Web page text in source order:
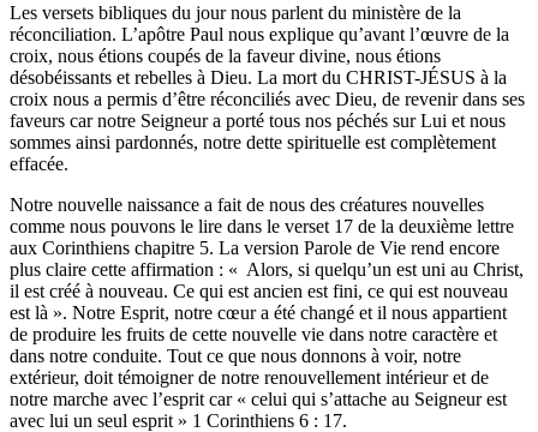
Les versets bibliques du jour nous parlent du ministère de la
réconciliation. L’apôtre Paul nous explique qu’avant l’œuvre de la
croix, nous étions coupés de la faveur divine, nous étions
désobéissants et rebelles à Dieu. La mort du CHRIST-JÉSUS à la
croix nous a permis d’être réconciliés avec Dieu, de revenir dans ses
faveurs car notre Seigneur a porté tous nos péchés sur Lui et nous
sommes ainsi pardonnés, notre dette spirituelle est complètement
effacée.
Notre nouvelle naissance a fait de nous des créatures nouvelles
comme nous pouvons le lire dans le verset 17 de la deuxième lettre
aux Corinthiens chapitre 5. La version Parole de Vie rend encore
plus claire cette affirmation : « Alors, si quelqu’un est uni au Christ,
il est créé à nouveau. Ce qui est ancien est fini, ce qui est nouveau
est là ». Notre Esprit, notre cœur a été changé et il nous appartient
de produire les fruits de cette nouvelle vie dans notre caractère et
dans notre conduite. Tout ce que nous donnons à voir, notre
extérieur, doit témoigner de notre renouvellement intérieur et de
notre marche avec l’esprit car « celui qui s’attache au Seigneur est
avec lui un seul esprit » 1 Corinthiens 6 : 17.